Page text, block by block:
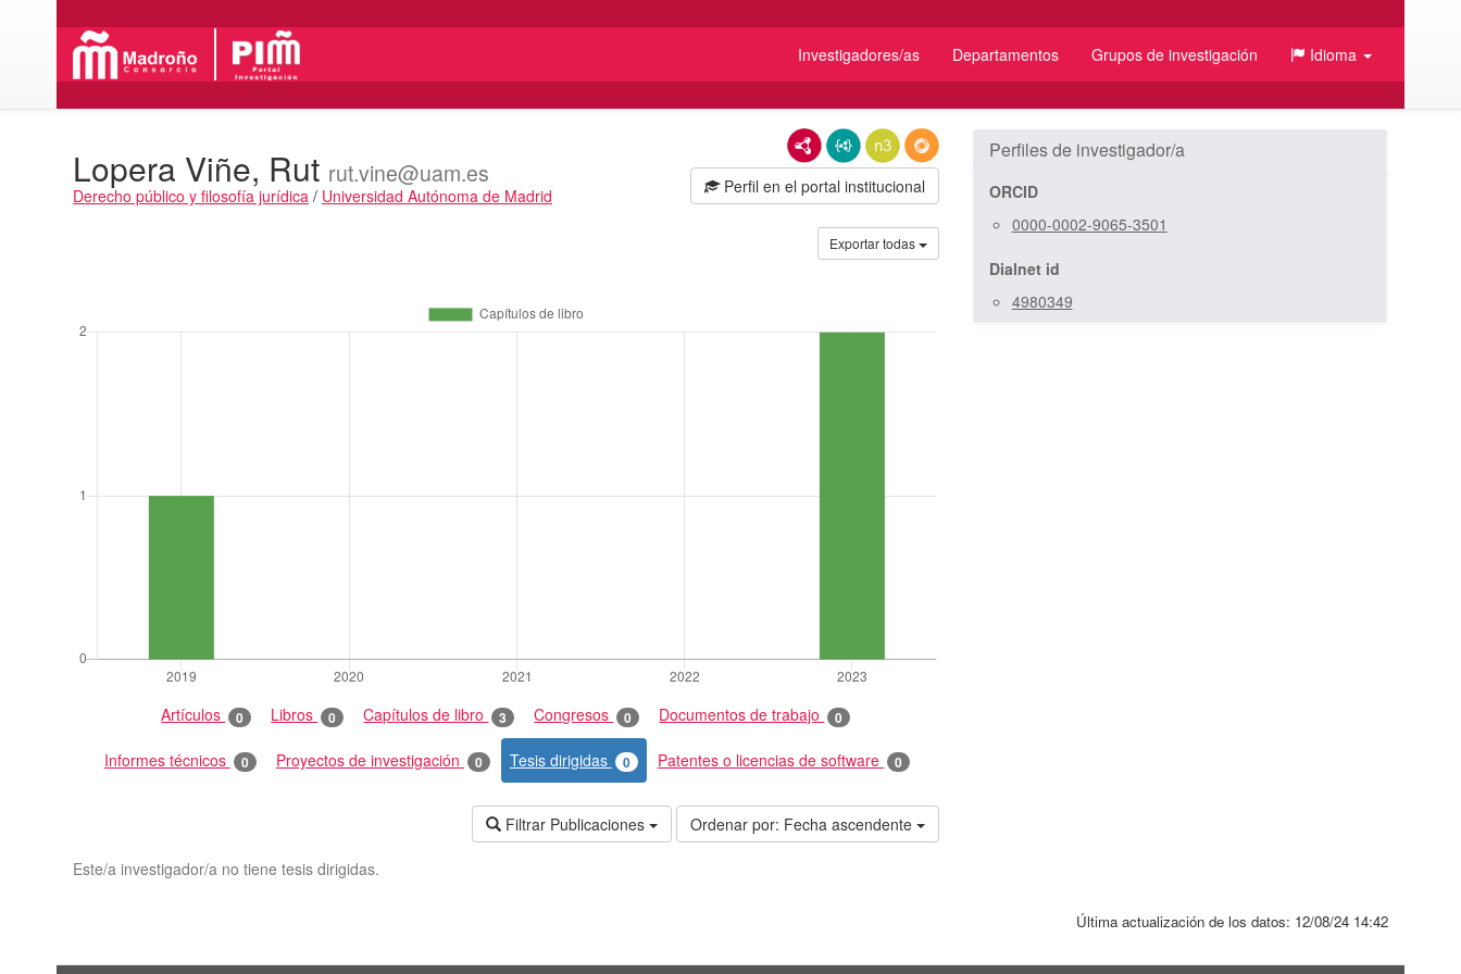
Investigadores/as Departamentos Grupos de investigación Idioma
RDF/XMLJSON-LDN3/TurtleRDF/JSON
Perfil en el portal institucional
Lopera Viñe, Rut rut.vine@uam.es
Derecho público y filosofía jurídica / Universidad Autónoma de Madrid
Exportar todas
Artículos 0 Libros 0 Capítulos de libro 3 Congresos 0 Documentos de trabajo 0
Informes técnicos 0 Proyectos de investigación 0 Tesis dirigidas 0 Patentes o licencias de software 0
Filtrar Publicaciones Ordenar por: Fecha ascendente
Este/a investigador/a no tiene tesis dirigidas.
Perfiles de investigador/a
ORCID
0000-0002-9065-3501
Dialnet id
4980349
Última actualización de los datos: 12/08/24 14:42